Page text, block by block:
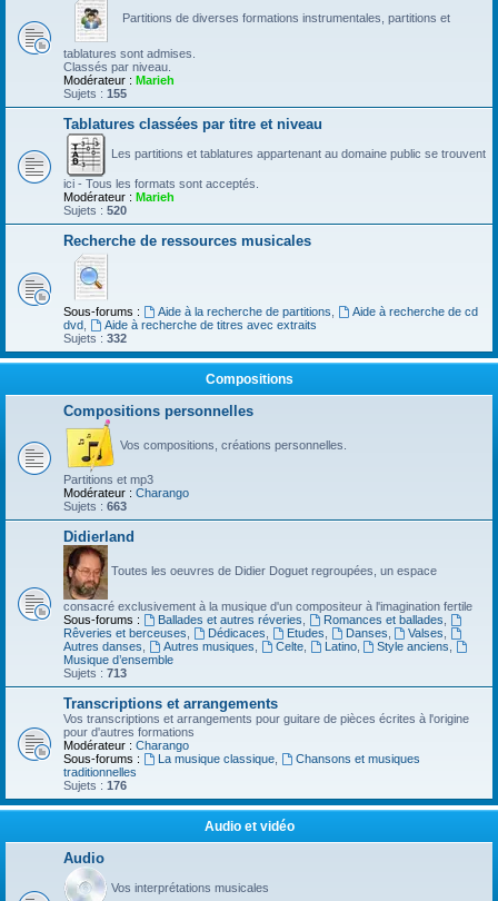
Partitions de diverses formations instrumentales, partitions et
tablatures sont admises.
Classés par niveau.
Modérateur : Marieh
Sujets : 155
Tablatures classées par titre et niveau
Les partitions et tablatures appartenant au domaine public se trouvent
ici - Tous les formats sont acceptés.
Modérateur : Marieh
Sujets : 520
Recherche de ressources musicales
Sous-forums : Aide à la recherche de partitions
Aide à recherche de cd
dvd
Aide à recherche de titres avec extraits
Sujets : 332
Compositions
Compositions personnelles
Vos compositions, créations personnelles.
Partitions et mp3
Modérateur : Charango
Sujets : 663
Didierland
Toutes les oeuvres de Didier Doguet regroupées, un espace
consacré exclusivement à la musique d'un compositeur à l'imagination fertile
Sous-forums :
Ballades et autres réveries Romances et ballades
Rêveries et berceuses
Dédicaces Etudes Danses Valses
Autres danses
Autres musiques Celte, Latino, Style anciens
Musique d’ensemble
Sujets : 713
Transcriptions et arrangements
Vos transcriptions et arrangements pour guitare de pièces écrites à l'origine
pour d'autres formations
Modérateur : Charango
Sous-forums :
La musique classique,
Chansons et musiques
traditionnelles
Sujets : 176
Audio et vidéo
Audio
Vos interprétations musicales